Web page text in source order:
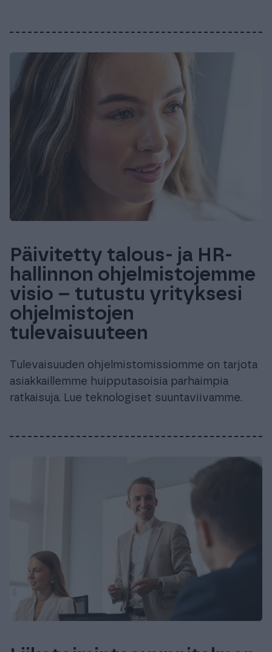
Päivitetty talous- ja HR-
hallinnon ohjelmistojemme
visio – tutustu yrityksesi
ohjelmistojen
tulevaisuuteen
Tulevaisuuden ohjelmistomissiomme on tarjota
asiakkaillemme huipputasoisia parhaimpia
ratkaisuja. Lue teknologiset suuntaviivamme.